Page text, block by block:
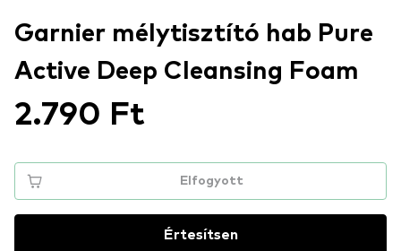
Garnier mélytisztító hab Pure
Active Deep Cleansing Foam
2.790 Ft
Elfogyott
Értesítsen